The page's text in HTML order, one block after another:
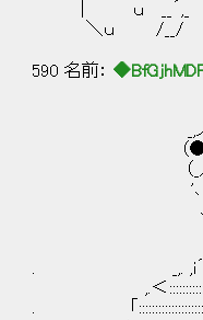
| ｕ __´,_
＼ｕ /__/
590 名前：
／￣
_,ノ ヽ､
（●)（● ） | お
（_人
'､
、
ﾞ､ ＿
,r... __
. _,.
,.＜
. 「